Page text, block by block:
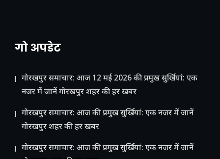
गो अपडेट
गोरखपुर समाचार: आज 12 मई 2026 की प्रमुख सुर्खियां: एक
नजर में जानें गोरखपुर शहर की हर खबर
गोरखपुर समाचार: आज की प्रमुख सुर्खियां: एक नजर में जानें
गोरखपुर शहर की हर खबर
गोरखपुर समाचार: आज की प्रमुख सुर्खियां: एक नजर में जानें